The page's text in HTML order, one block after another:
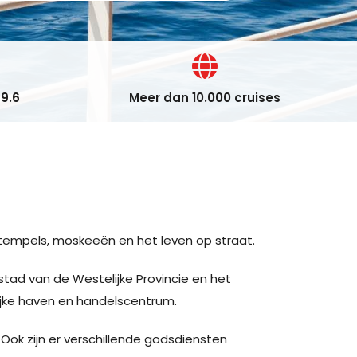
Meer dan 10.000 cruises
moskeeën en het leven op straat.
van de Westelijke Provincie en het
haven en handelscentrum.
zijn er verschillende godsdiensten